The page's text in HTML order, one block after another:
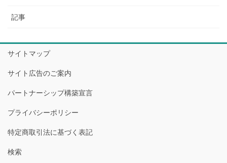
記事
サイトマップ
サイト広告のご案内
パートナーシップ構築宣言
プライバシーポリシー
特定商取引法に基づく表記
検索